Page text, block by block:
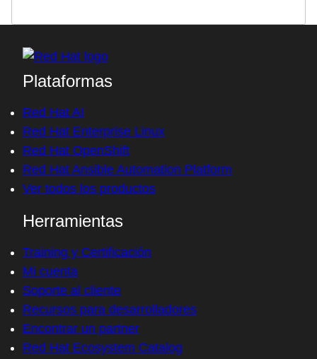
Plataformas
Red Hat AI
Red Hat Enterprise Linux
Red Hat OpenShift
Red Hat Ansible Automation Platform
Ver todos los productos
Herramientas
Training y Certificación
Mi cuenta
Soporte al cliente
Recursos para desarrolladores
Encontrar un partner
Red Hat Ecosystem Catalog